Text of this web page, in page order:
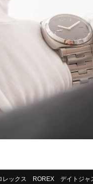
レックス ROREX デイトジ